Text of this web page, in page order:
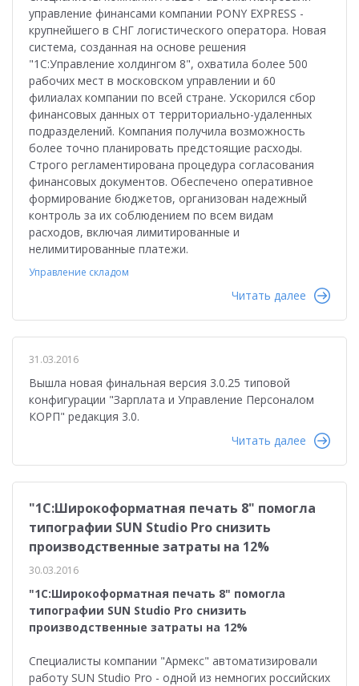
управление финансами компании PONY EXPRESS -
крупнейшего в СНГ логистического оператора. Новая
система, созданная на основе решения
"1С:Управление холдингом 8", охватила более 500
рабочих мест в московском управлении и 60
филиалах компании по всей стране. Ускорился сбор
финансовых данных от территориально-удаленных
подразделений. Компания получила возможность
более точно планировать предстоящие расходы.
Строго регламентирована процедура согласования
финансовых документов. Обеспечено оперативное
формирование бюджетов, организован надежный
контроль за их соблюдением по всем видам
расходов, включая лимитированные и
нелимитированные платежи.
Управление складом
Читать далее
31.03.2016
Вышла новая финальная версия 3.0.25 типовой
конфигурации "Зарплата и Управление Персоналом
КОРП" редакция 3.0.
Читать далее
"1С:Широкоформатная печать 8" помогла
типографии SUN Studio Pro снизить
производственные затраты на 12%
30.03.2016
"1С:Широкоформатная печать 8" помогла
типографии SUN Studio Pro снизить
производственные затраты на 12%
Специалисты компании "Армекс" автоматизировали
работу SUN Studio Pro - одной из немногих российских